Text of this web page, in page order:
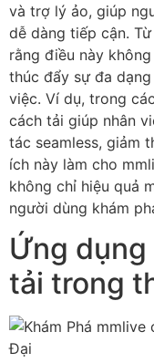
và trợ lý ảo, giúp
dễ dàng tiếp cận.
rằng điều này
thúc đẩy sự đa
việc. Ví dụ, trong
cách tải giúp nhân
tác seamless, giảm
ích này làm cho
không chỉ hiệu quả
người dùng khám
Ứng dụng
tải trong